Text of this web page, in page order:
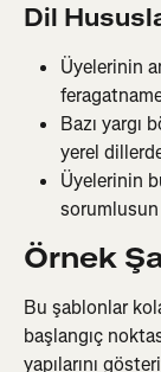
Dil
Üyelerinin
Bazı yargı
yerel
Üyelerinin
sorumlusun
Örnek
Bu şablonlar
başlangıç
yapılarını